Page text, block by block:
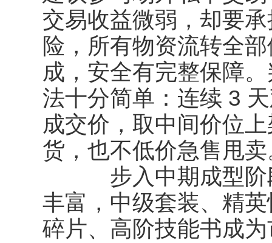
交易收益微弱，却要
险，所有物资流转全
成，安全有完整保障
法十分简单：连续 3
成交价，取中间价位
货，也不低价急售甩
步入中期成型阶段
丰富，中级套装、精
碎片、高阶技能书成